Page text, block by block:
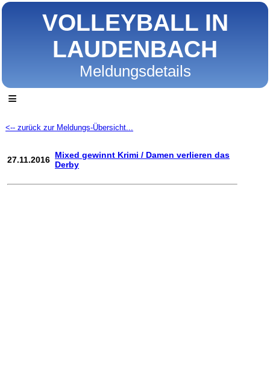
VOLLEYBALL IN
LAUDENBACH
Meldungsdetails
≡
<-- zurück zur Meldungs-Übersicht...
27.11.2016 Mixed gewinnt Krimi / Damen verlieren das
Derby